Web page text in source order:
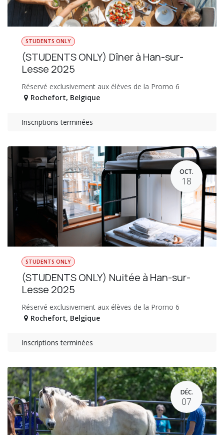
STUDENTS ONLY
(STUDENTS ONLY) Dîner à Han-sur-
Lesse 2025
Réservé exclusivement aux élèves de la Promo 6
Rochefort, Belgique
Inscriptions terminées
OCT.
18
STUDENTS ONLY
(STUDENTS ONLY) Nuitée à Han-sur-
Lesse 2025
Réservé exclusivement aux élèves de la Promo 6
Rochefort, Belgique
Inscriptions terminées
DÉC.
07